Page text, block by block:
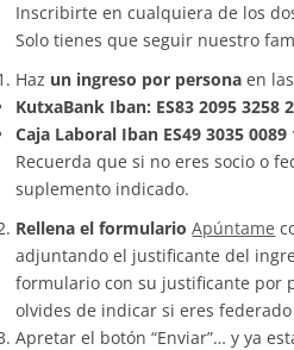
Inscribirte en cualquiera de los
Solo tienes que seguir nuestro
Haz un ingreso por persona en
KutxaBank Iban: ES83 2095 3258
Caja Laboral Iban ES49 3035 0089
Recuerda que si no eres socio o
suplemento indicado.
Rellena el formulario Apúntame
adjuntando el justificante del
formulario con su justificante por
olvides de indicar si eres federado
Apretar el botón “Enviar”… y ya